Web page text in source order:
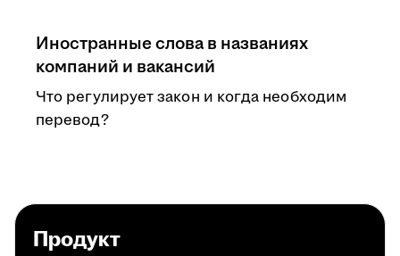
Иностранные слова в названиях
компаний и вакансий
Что регулирует закон и когда необходим
перевод?
Продукт